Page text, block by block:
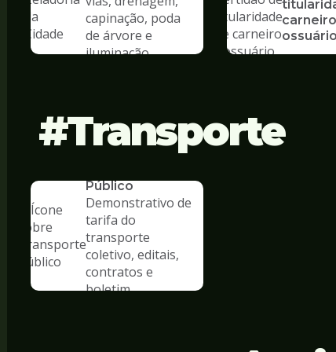
capinação, poda
de árvore e
iluminação
ossuário
Transporte
Público
Demonstrativo de
tarifa do
transporte
coletivo, editais,
contratos e
boletim